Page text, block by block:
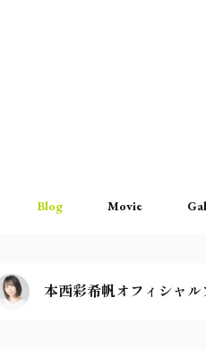
Blog Movie
本西彩希帆オフィシャル